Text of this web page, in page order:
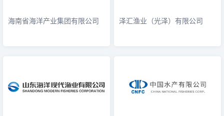
海南省海洋产业集团有限公司 泽汇渔业（光泽）有限公司